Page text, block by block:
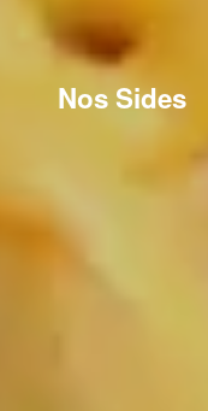
Nos Sides